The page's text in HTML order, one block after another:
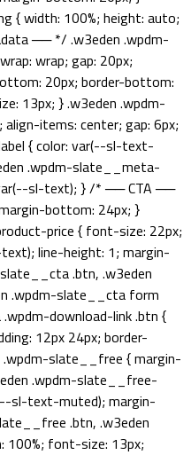
{ width: 100%; height: auto;
── */ .w3eden .wpdm-
wrap; gap: 20px;
20px; border-bottom:
13px; } .w3eden .wpdm-
items: center; gap: 6px;
{ color: var(--sl-text-
.wpdm-slate__meta-
sl-text); } /* ── CTA ──
bottom: 24px; }
price { font-size: 22px;
line-height: 1; margin-
.btn, .w3eden
.wpdm-slate__cta form
download-link .btn {
12px 24px; border-
.wpdm-slate__free { margin-
.wpdm-slate__free-
sl-text-muted); margin-
.btn, .w3eden
font-size: 13px;